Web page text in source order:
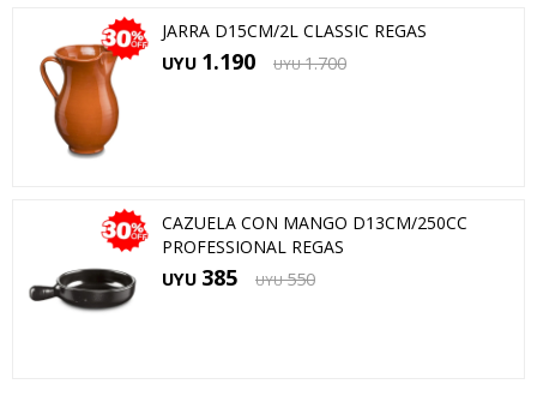
JARRA D15CM/2L CLASSIC REGAS
UYU 1.190 UYU 1.700
CAZUELA CON MANGO D13CM/250CC
PROFESSIONAL REGAS
UYU 385 UYU 550